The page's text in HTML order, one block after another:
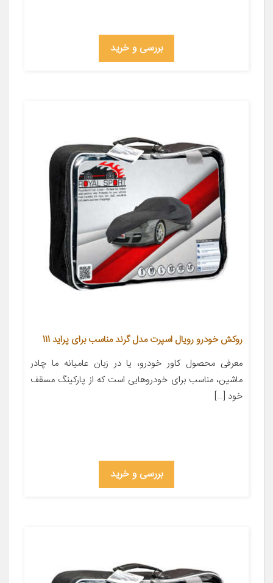
بررسی و خرید
روکش خودرو رویال اسپرت مدل گرند مناسب برای پراید 111
معرفی محصول کاور خودرو، یا در زبان عامیانه ما چادر
ماشین، مناسب برای خودروهایی است که از پارکینگ مسقف
خود […]
بررسی و خرید